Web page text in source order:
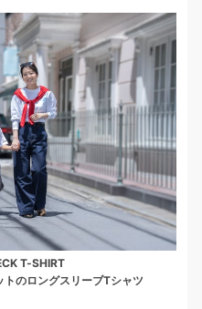
T-SHIRT
のロングスリーブTシャツ